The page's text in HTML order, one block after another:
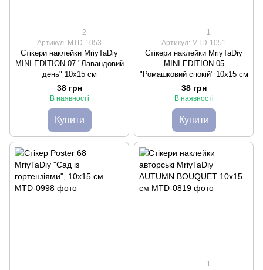
2
Артикул: MTD-1053
Стікери наклейки MriyTaDiy
MINI EDITION 07 "Лавандовий
день" 10х15 см
38 грн
В наявності
Купити
1
Артикул: MTD-1051
Стікери наклейки MriyTaDiy
MINI EDITION 05
"Ромашковий спокій" 10х15 см
38 грн
В наявності
Купити
1